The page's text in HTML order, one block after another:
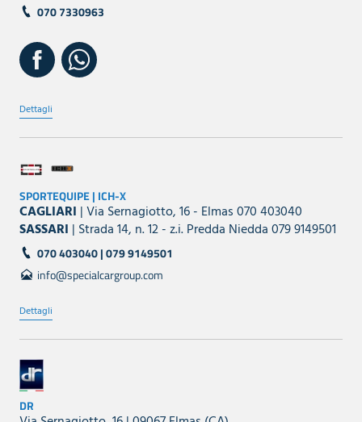
070 7330963
Dettagli
SPORTEQUIPE | ICH-X
CAGLIARI | Via Sernagiotto, 16 - Elmas 070 403040
SASSARI | Strada 14, n. 12 - z.i. Predda Niedda 079 9149501
070 403040 | 079 9149501
info@specialcargroup.com
Dettagli
DR